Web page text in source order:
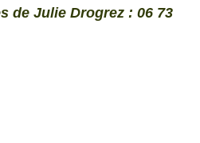
de Julie Drogrez : 06 73